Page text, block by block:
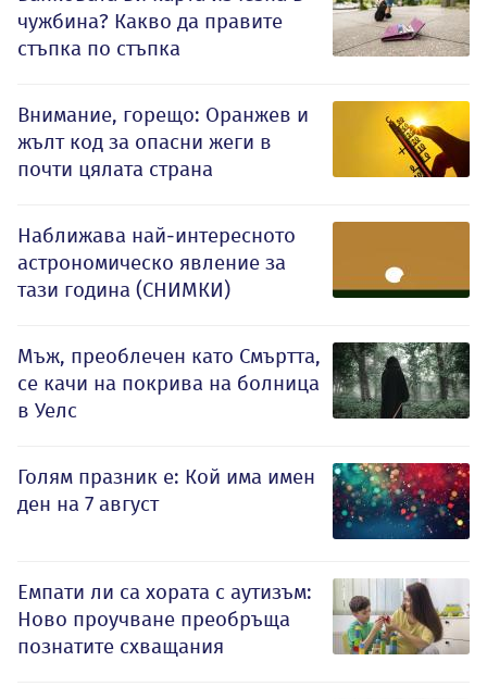
чужбина? Какво да правите
стъпка по стъпка
Внимание, горещо: Оранжев и
жълт код за опасни жеги в
почти цялата страна
Наближава най-интересното
астрономическо явление за
тази година (СНИМКИ)
Мъж, преоблечен като Смъртта,
се качи на покрива на болница
в Уелс
Голям празник е: Кой има имен
ден на 7 август
Емпати ли са хората с аутизъм:
Ново проучване преобръща
познатите схващания